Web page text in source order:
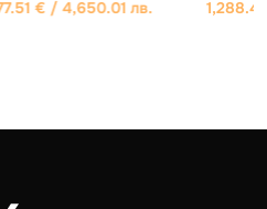
Котли на твърдо гориво